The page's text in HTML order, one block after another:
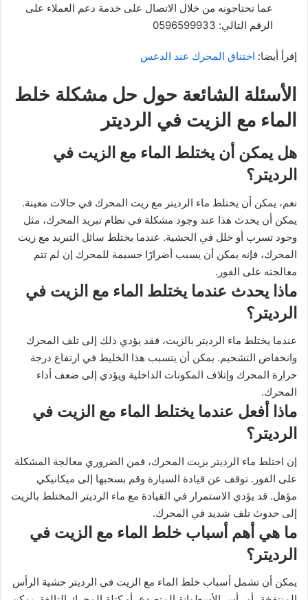
عما تحتاجونه من خلال الاتصال على خدمة دعم العملاء على
الرقم التالي: 0596599933
إقرأ أيضا: اختناق المحرك عند الدعس
الأسئلة الشائعة حول حل مشكلة خلط
الماء مع الزيت في الرديتر
هل يمكن أن يختلط الماء مع الزيت في
الرديتر؟
نعم، يمكن أن يختلط ماء الرديتر مع زيت المحرك في حالات معينة.
يمكن أن يحدث هذا عند وجود مشكلة في نظام تبريد المحرك، مثل
وجود تسرب أو خلل في الحشية. عندما يختلط سائل التبريد مع زيت
المحرك، فإنه يمكن أن يسبب أضرارًا جسيمة للمحرك إن لم تتم
معالجته على الفور.
ماذا يحدث عندما يختلط الماء مع الزيت في
الرديتر؟
عندما يختلط ماء الرديتر بالزيت، فقد يؤدي ذلك إلى تلف المحرك
وانخفاض التشحيم. يمكن أن يتسبب هذا الخليط في ارتفاع درجة
حرارة المحرك وإتلاف المكونات الداخلية ويؤدي إلى ضعف أداء
المحرك.
ماذا أفعل عندما يختلط الماء مع الزيت في
الرديتر؟
إن اختلط ماء الرديتر بزيت المحرك، فمن الضروري معالجة المشكلة
على الفور. توقف عن قيادة السيارة وقم بسحبها إلى ميكانيكي
مؤهل. قد يؤدي الاستمرار في القيادة مع ماء الرديتر المختلط بالزيت
إلى حدوث تلف شديد في المحرك.
ما هي أهم أسباب خلط الماء مع الزيت في
الرديتر؟
يمكن أن تشمل أسباب خلط الماء مع الزيت في الرديتر حشية الرأس